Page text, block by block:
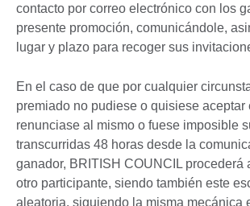
contacto por correo electrónico con los
presente promoción, comunicándole,
lugar y plazo para recoger sus
En el caso de que por cualquier
premiado no pudiese o quisiese aceptar
renunciase al mismo o fuese imposible
transcurridas 48 horas desde la
ganador, BRITISH COUNCIL procederá
otro participante, siendo también este
aleatoria, siguiendo la misma mecánica